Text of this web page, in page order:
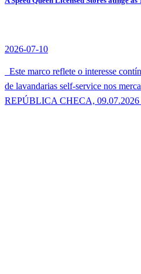
2026-07-10
Este marco reflete o interesse
de lavandarias self-service nos
REPÚBLICA CHECA, 09.07.2026